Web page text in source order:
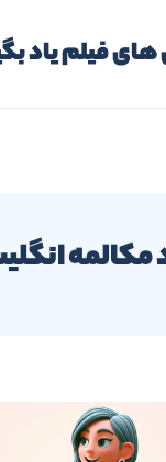
فیلم یاد
مکالمه